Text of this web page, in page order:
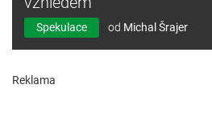
Spekulace od Michal Šrajer
Reklama